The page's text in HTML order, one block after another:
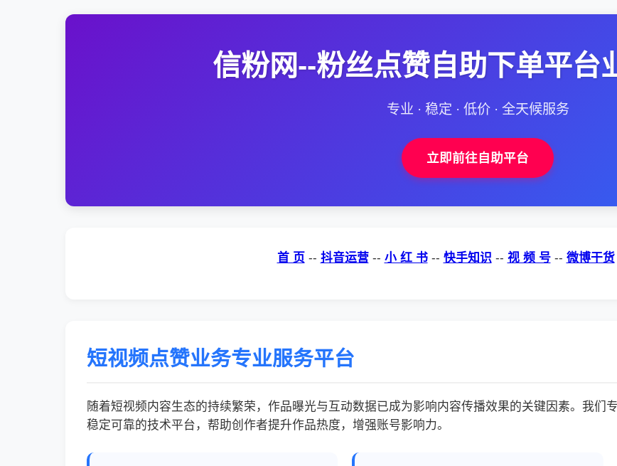
信粉网--粉丝点赞自助下单平台
专业 · 稳定 · 低价 · 全天候服务
立即前往自助平台
首 页 -- 抖音运营 -- 小 红 书 -- 快手知识 -- 视 频 号 -- 微博干货
短视频点赞业务专业服务平台
随着短视频内容生态的持续繁荣，作品曝光与互动数据已成为影响内容传播效果的关键因素。我们
稳定可靠的技术平台，帮助创作者提升作品热度，增强账号影响力。